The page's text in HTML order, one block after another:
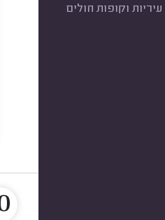
עיריות וקופות חולים